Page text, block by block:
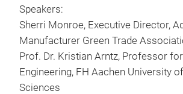
Speakers:
Sherri Monroe, Executive Director,
Manufacturer Green Trade
Prof. Dr. Kristian Arntz, Professor
Engineering, FH Aachen University
Sciences